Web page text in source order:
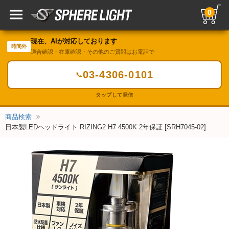
0
時間外
現在、AIが対応しております
適合確認・在庫確認・その他のご質問はお電話で
📞03-4306-0101
タップして発信
商品検索
日本製LEDヘッドライト RIZING2 H7 4500K 2年保証 [SRH7045-02]